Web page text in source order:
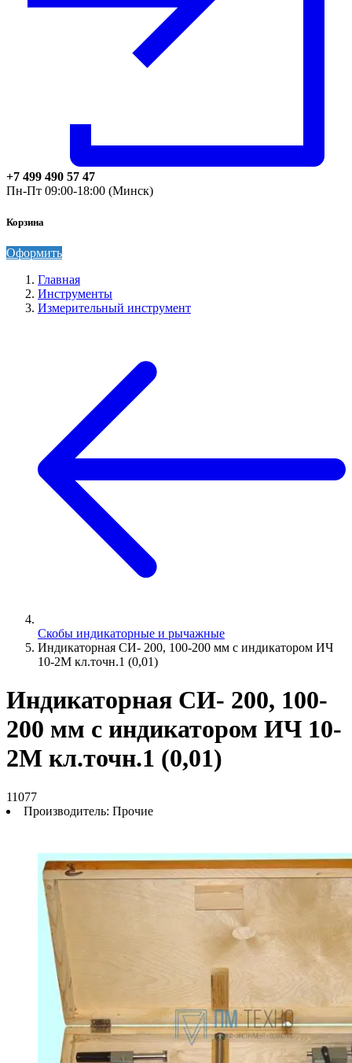
+7 499 490 57 47
Пн-Пт 09:00-18:00 (Минск)
Корзина
Оформить
Главная
Инструменты
Измерительный инструмент
Скобы индикаторные и рычажные
Индикаторная СИ- 200, 100-200 мм с индикатором ИЧ
10-2М кл.точн.1 (0,01)
Индикаторная СИ- 200, 100-
200 мм с индикатором ИЧ 10-
2М кл.точн.1 (0,01)
11077
Производитель: Прочие